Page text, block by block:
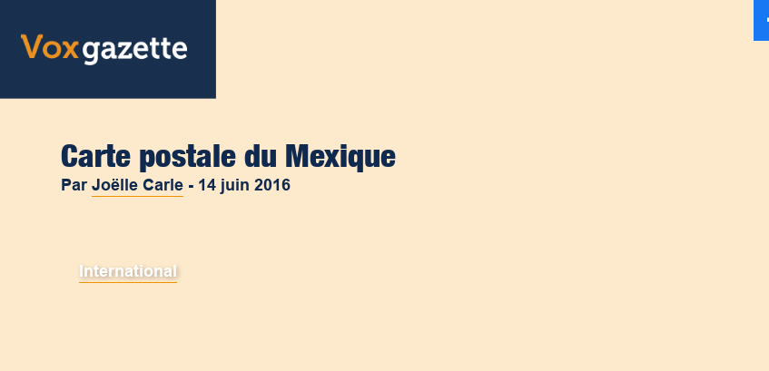
Carte postale du Mexique
ParJoëlle Carle - 14 juin 2016
International